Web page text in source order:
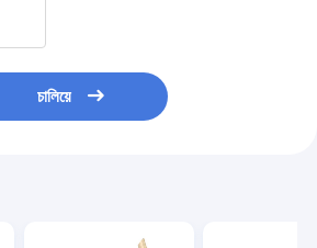
চালিয়ে